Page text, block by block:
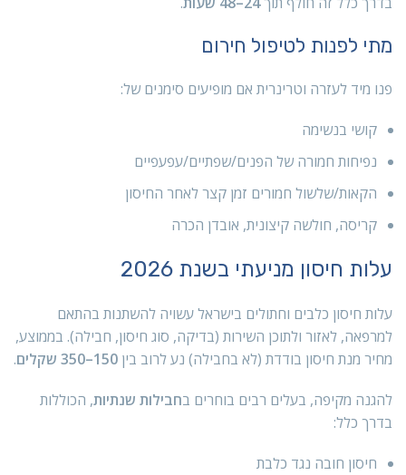
מתי לפנות לטיפול חירום
פנו מיד לעזרה וטרינרית אם מופיעים סימנים של:
קושי בנשימה
נפיחות חמורה של הפנים/שפתיים/עפעפיים
הקאות/שלשול חמורים זמן קצר לאחר החיסון
קריסה, חולשה קיצונית, אובדן הכרה
עלות חיסון מניעתי בשנת 2026
עלות חיסון כלבים וחתולים בישראל עשויה להשתנות בהתאם
למרפאה, לאזור ולתוכן השירות (בדיקה, סוג חיסון, חבילה). בממוצע,
מחיר מנת חיסון בודדת (לא בחבילה) נע לרוב בין 150–350 שקלים .
להגנה מקיפה, בעלים רבים בוחרים בחבילות שנתיות, הכוללות
בדרך כלל:
חיסון חובה נגד כלבת